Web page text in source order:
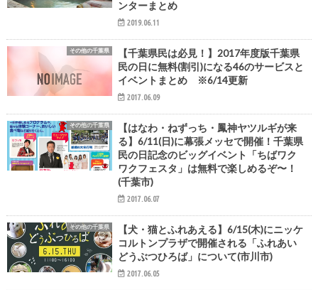
ンターまとめ
2019.06.11
その他の千葉県
【千葉県民は必見！】2017年度版千葉県
民の日に無料(割引)になる46のサービスと
イベントまとめ ※6/14更新
2017.06.09
その他の千葉県
【はなわ・ねずっち・鳳神ヤツルギが来
る】6/11(日)に幕張メッセで開催！千葉県
民の日記念のビッグイベント「ちばワク
ワクフェスタ」は無料で楽しめるぞ〜！
(千葉市)
2017.06.07
その他の千葉県
【犬・猫とふれあえる】6/15(木)にニッケ
コルトンプラザで開催される「ふれあい
どうぶつひろば」について(市川市)
2017.06.05